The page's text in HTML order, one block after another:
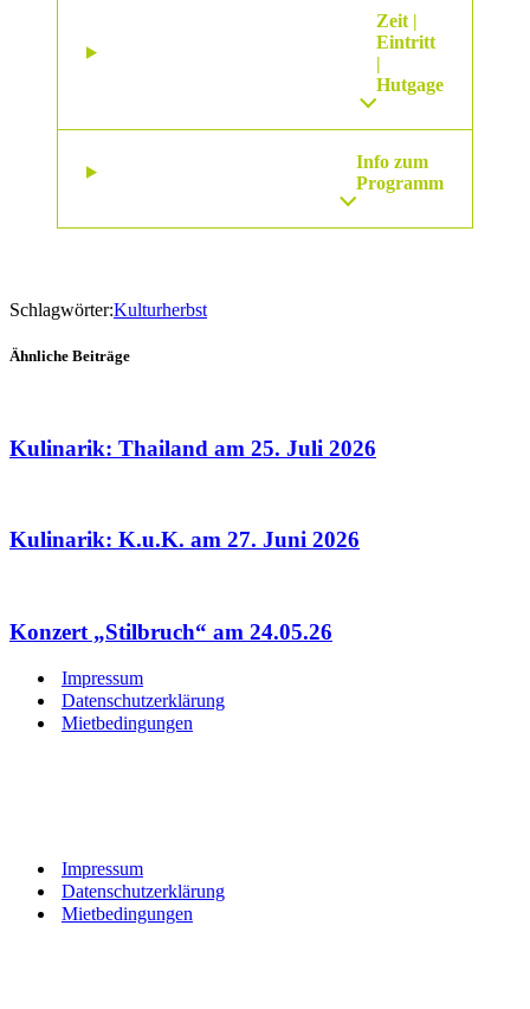
Zeit |
Eintritt
|
Hutgage
Info zum
Programm
Schlagwörter:Kulturherbst
Ähnliche Beiträge
Kulinarik: Thailand am 25. Juli 2026
Kulinarik: K.u.K. am 27. Juni 2026
Konzert „Stilbruch“ am 24.05.26
Impressum
Datenschutzerklärung
Mietbedingungen
Impressum
Datenschutzerklärung
Mietbedingungen